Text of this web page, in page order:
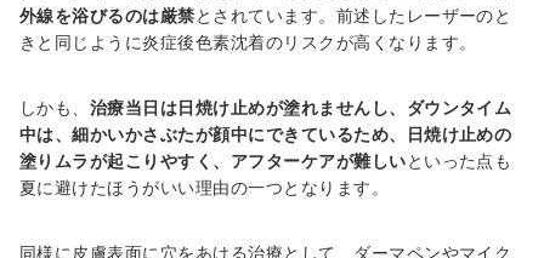
外線を浴びるのは厳禁 とされています。前述したレーザーのと
きと同じように炎症後色素沈着のリスクが高くなります。
しかも、 治療当日は日焼け止めが塗れませんし、ダウンタイム
中は、細かいかさぶたが顔中にできているため、日焼け止めの
塗りムラが起こりやすく、アフターケアが難しい といった点も
夏に避けたほうがいい理由の一つとなります。
同様に皮膚表面に穴をあける治療として、ダーマペンやマイク